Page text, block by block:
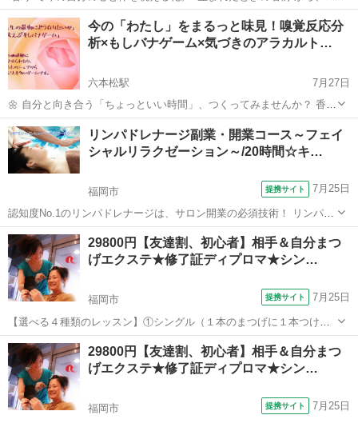
世のあなたの役割を読み解く。 この２つのメソッドで、 自分の「トリ
セツ（取扱説明書）」を作ってみませんか？ 【Part 1：嗅覚反...
福岡 福岡市 六本松駅 アロマ
今の「わたし」をまるっと味見！嗅覚反応分
析×もしバナゲーム×気づきのアラカルト…
六本松駅
7月27日
🌼 自分と向き合う「ちょっといい時間」、つくってみませんか？ 香り
から自分の心と体のバランスを知る「嗅覚反応分析」、 人生の価値観
をカードで楽しく見つめる「もしバナゲーム」、 そしてちょっぴり深
掘りなアラカルト講座...
福岡 福岡市 六本松駅 アロマ 嗅覚
リンパドレナージ副業・開業コース～フェイ
シャルリラクゼーション～/20時間☆キ…
福岡市 提携サイト 7月25日
認知度No.1のリンパドレナージは、サロン開業の必須技術！ リンパド
レナージはあらゆる場面で活躍します。 この講座ではリンパの流れを
改善するだけでなく、ＪＨＴのフェイシャル技術で内面からもアプロ
ーチ！ 充実した内容で、...
福岡 福岡市 マッサージ
29800円【友達割、初心者】相手＆自分まつ
げエクステ★修了証ディプロマ★シン…
福岡市 提携サイト 7月25日
【選べる４種類のレッスン】①シングル（１本のまつげに１本つけ
る）②３Ｄボリュームアイラッシュ（１本のまつげに細い０．０５～
０．０７のエクステを２～６本までつける）③Ｌカール（リフト）シ
ングル（Ｌ字のタイプのマツエクを１本のま...
福岡 福岡市 メイク
29800円【友達割、初心者】相手＆自分まつ
げエクステ★修了証ディプロマ★シン…
福岡市 提携サイト 7月25日